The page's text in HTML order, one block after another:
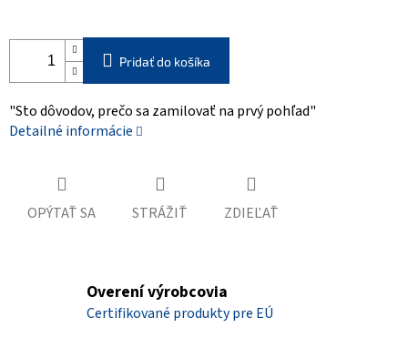
Pridať do košíka
"Sto dôvodov, prečo sa zamilovať na prvý pohľad"
Detailné informácie
OPÝTAŤ SA STRÁŽIŤ ZDIEĽAŤ
Overení výrobcovia
Certifikované produkty pre EÚ